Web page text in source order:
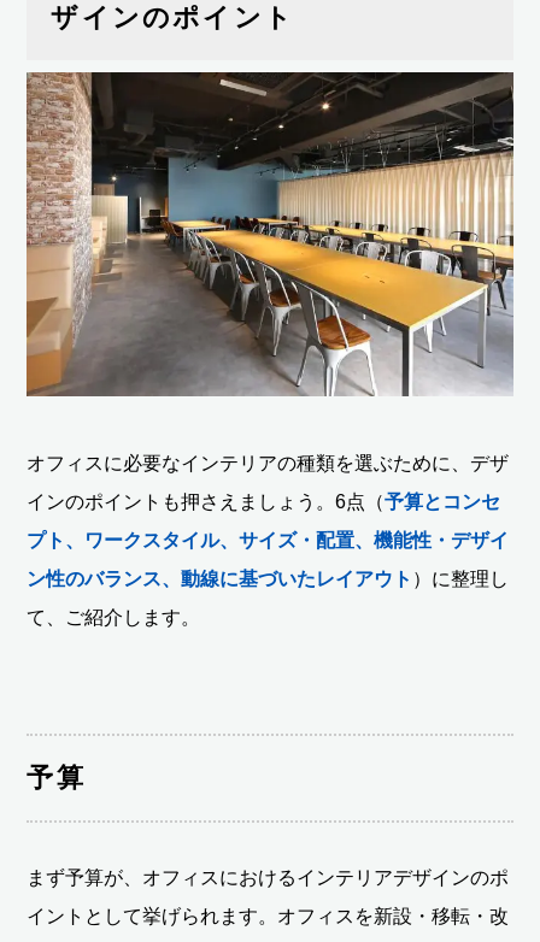
ザインのポイント
オフィスに必要なインテリアの種類を選ぶために、デザ
インのポイントも押さえましょう。6点（予算とコンセ
プト、ワークスタイル、サイズ・配置、機能性・デザイ
ン性のバランス、動線に基づいたレイアウト ）に整理し
て、ご紹介します。
予算
まず予算が、オフィスにおけるインテリアデザインのポ
イントとして挙げられます。オフィスを新設・移転・改